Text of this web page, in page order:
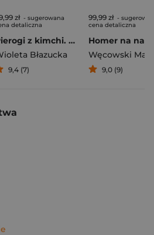
zł - sugerowana
detaliczna
Pierogi z kimchi. Moje ulubione azjatyckie przepisy
Błazucka
9,4 (7)
99,99 zł -
cena detaliczna
Węcowski
9,0 (9)